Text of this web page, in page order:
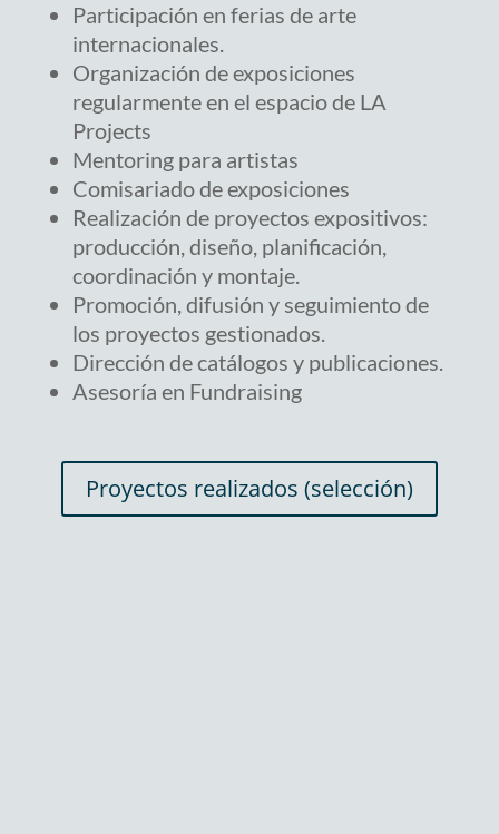
Participación en ferias de arte
internacionales.
Organización de exposiciones
regularmente en el espacio de LA
Projects
Mentoring para artistas
Comisariado de exposiciones
Realización de proyectos expositivos:
producción, diseño, planificación,
coordinación y montaje.
Promoción, difusión y seguimiento de
los proyectos gestionados.
Dirección de catálogos y publicaciones.
Asesoría en Fundraising
Proyectos realizados (selección)